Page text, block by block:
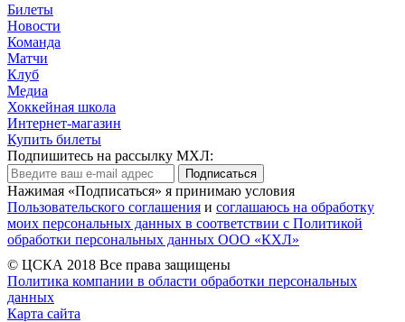
Билеты
Новости
Команда
Матчи
Клуб
Медиа
Хоккейная школа
Интернет-магазин
Купить билеты
Подпишитесь на рассылку МХЛ:
Подписаться
Нажимая «Подписаться» я принимаю условия
Пользовательского соглашения и соглашаюсь на обработку
моих персональных данных в соответствии с Политикой
обработки персональных данных ООО «КХЛ»
© ЦСКА 2018 Все права защищены
Политика компании в области обработки персональных
данных
Карта сайта